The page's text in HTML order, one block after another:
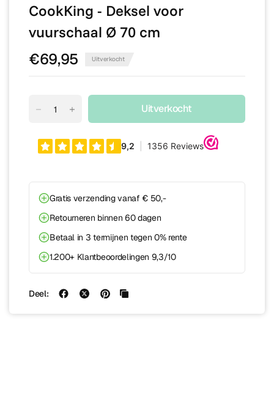
CookKing - Deksel voor
vuurschaal Ø 70 cm
€69,95 Uitverkocht
Uitverkocht
Gratis verzending vanaf € 50,-
Retourneren binnen 60 dagen
Betaal in 3 termijnen tegen 0% rente
1.200+ Klantbeoordelingen 9,3/10
Deel: